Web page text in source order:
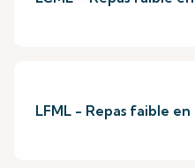
LFML - Repas faible en